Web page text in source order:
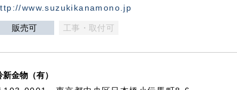
www.suzukikanamono.jp
販売可 工事・取付可
新金物（有）